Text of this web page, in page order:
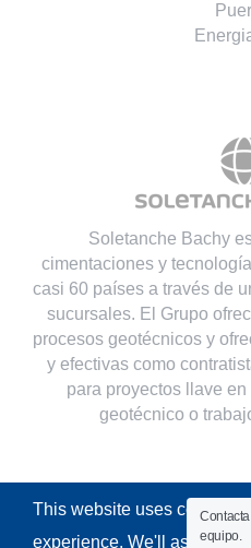
Soletanche Bachy
cimentaciones y
casi 60 países a través de
sucursales. El Grupo
procesos geotécnicos y
y efectivas como
para proyectos llave
geotécnico o
© Copyright 2026 | All
equipo.
This website uses cookies
experience. We'll assume